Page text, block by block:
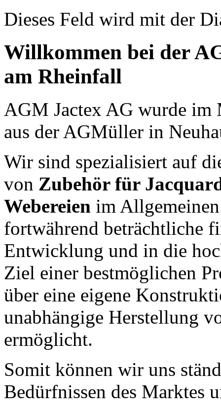
Dieses Feld wird mit der
Willkommen bei der
am Rheinfall
AGM Jactex AG wurde im
aus der AGMüller in
Wir sind spezialisiert auf
von Zubehör für
Webereien im
fortwährend beträchtliche
Entwicklung und in die
Ziel einer bestmöglichen
über eine eigene
unabhängige Herstellung
ermöglicht.
Somit können wir uns
Bedürfnissen des Marktes